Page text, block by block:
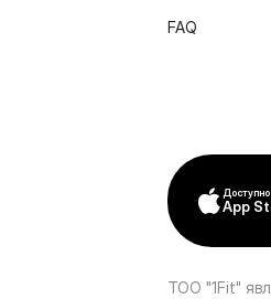
FAQ
Доступно
App
ТОО "1Fit"